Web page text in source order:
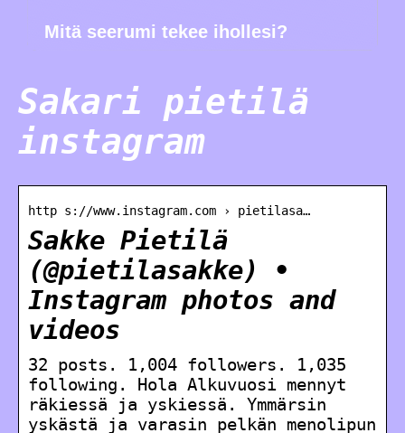
Mitä seerumi tekee ihollesi?
Sakari pietilä
instagram
http s://www.instagram.com › pietilasa…
Sakke Pietilä
(@pietilasakke) •
Instagram photos and
videos
32 posts. 1,004 followers. 1,035
following. Hola Alkuvuosi mennyt
räkiessä ja yskiessä. Ymmärsin
yskästä ja varasin pelkän menolipun